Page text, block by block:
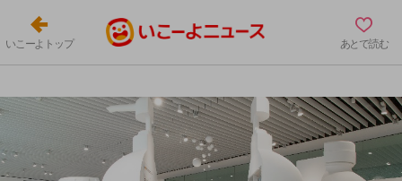
いこーよトップ あとで読む